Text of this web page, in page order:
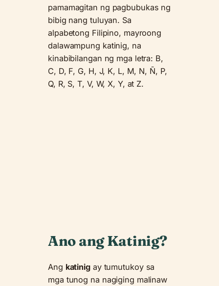
pamamagitan ng pagbubukas ng
bibig nang tuluyan. Sa
alpabetong Filipino, mayroong
dalawampung katinig, na
kinabibilangan ng mga letra: B,
C, D, F, G, H, J, K, L, M, N, Ñ, P,
Q, R, S, T, V, W, X, Y, at Z.
Ano ang Katinig?
Ang katinigay tumutukoy sa
mga tunog na nagiging malinaw